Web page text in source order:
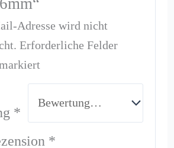
Adresse wird nicht
Erforderliche Felder
*
*